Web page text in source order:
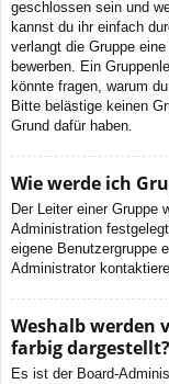
geschlossen sein und
kannst du ihr einfach
verlangt die Gruppe
bewerben. Ein
könnte fragen, warum
Bitte belästige keinen
Grund dafür haben.
Wie werde ich
Der Leiter einer Gruppe
Administration
eigene Benutzergruppe
Administrator
Weshalb werden
farbig dargestellt?
Es ist der Board-